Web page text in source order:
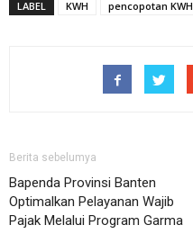
LABEL KWH pencopotan KWH
Berita sebelumya
Bapenda Provinsi Banten
Optimalkan Pelayanan Wajib
Pajak Melalui Program Garma